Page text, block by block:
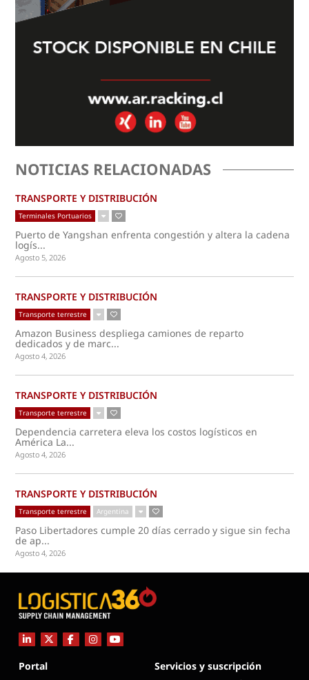
NOTICIAS RELACIONADAS
TRANSPORTE Y DISTRIBUCIÓN
Terminales Portuarios
Puerto de Yangshan enfrenta congestión y altera la cadena
logís...
Agosto 5, 2026
TRANSPORTE Y DISTRIBUCIÓN
Transporte terrestre
Amazon Business despliega camiones de reparto
dedicados y de marc...
Agosto 4, 2026
TRANSPORTE Y DISTRIBUCIÓN
Transporte terrestre
Dependencia carretera eleva los costos logísticos en
América La...
Agosto 4, 2026
TRANSPORTE Y DISTRIBUCIÓN
Transporte terrestre Argentina
Paso Libertadores cumple 20 días cerrado y sigue sin fecha
de ap...
Agosto 4, 2026
Portal Servicios y suscripción